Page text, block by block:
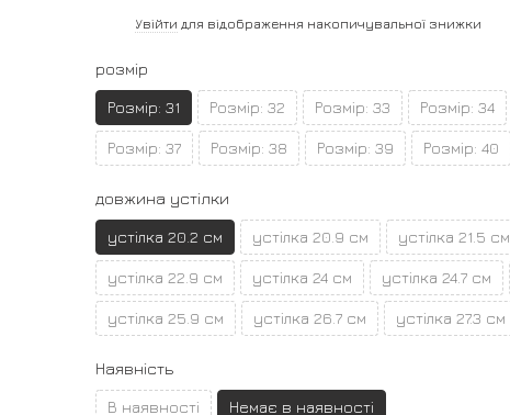
Увійти для відображення накопичувальної знижки
розмір
Розмір: 31 Розмір: 32 Розмір: 33 Розмір: 34
Розмір: 37 Розмір: 38 Розмір: 39 Розмір: 40
довжина устілки
устілка 20.2 см устілка 20.9 см устілка 21.5 см
устілка 22.9 см устілка 24 см устілка 24.7 см
устілка 25.9 см устілка 26.7 см устілка 27.3 см
Наявність
В наявності Немає в наявності